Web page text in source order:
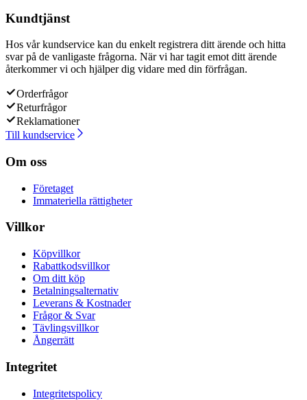
Kundtjänst
Hos vår kundservice kan du enkelt registrera ditt ärende och hitta
svar på de vanligaste frågorna. När vi har tagit emot ditt ärende
återkommer vi och hjälper dig vidare med din förfrågan.
Orderfrågor
Returfrågor
Reklamationer
Till kundservice
Om oss
Företaget
Immateriella rättigheter
Villkor
Köpvillkor
Rabattkodsvillkor
Om ditt köp
Betalningsalternativ
Leverans & Kostnader
Frågor & Svar
Tävlingsvillkor
Ångerrätt
Integritet
Integritetspolicy